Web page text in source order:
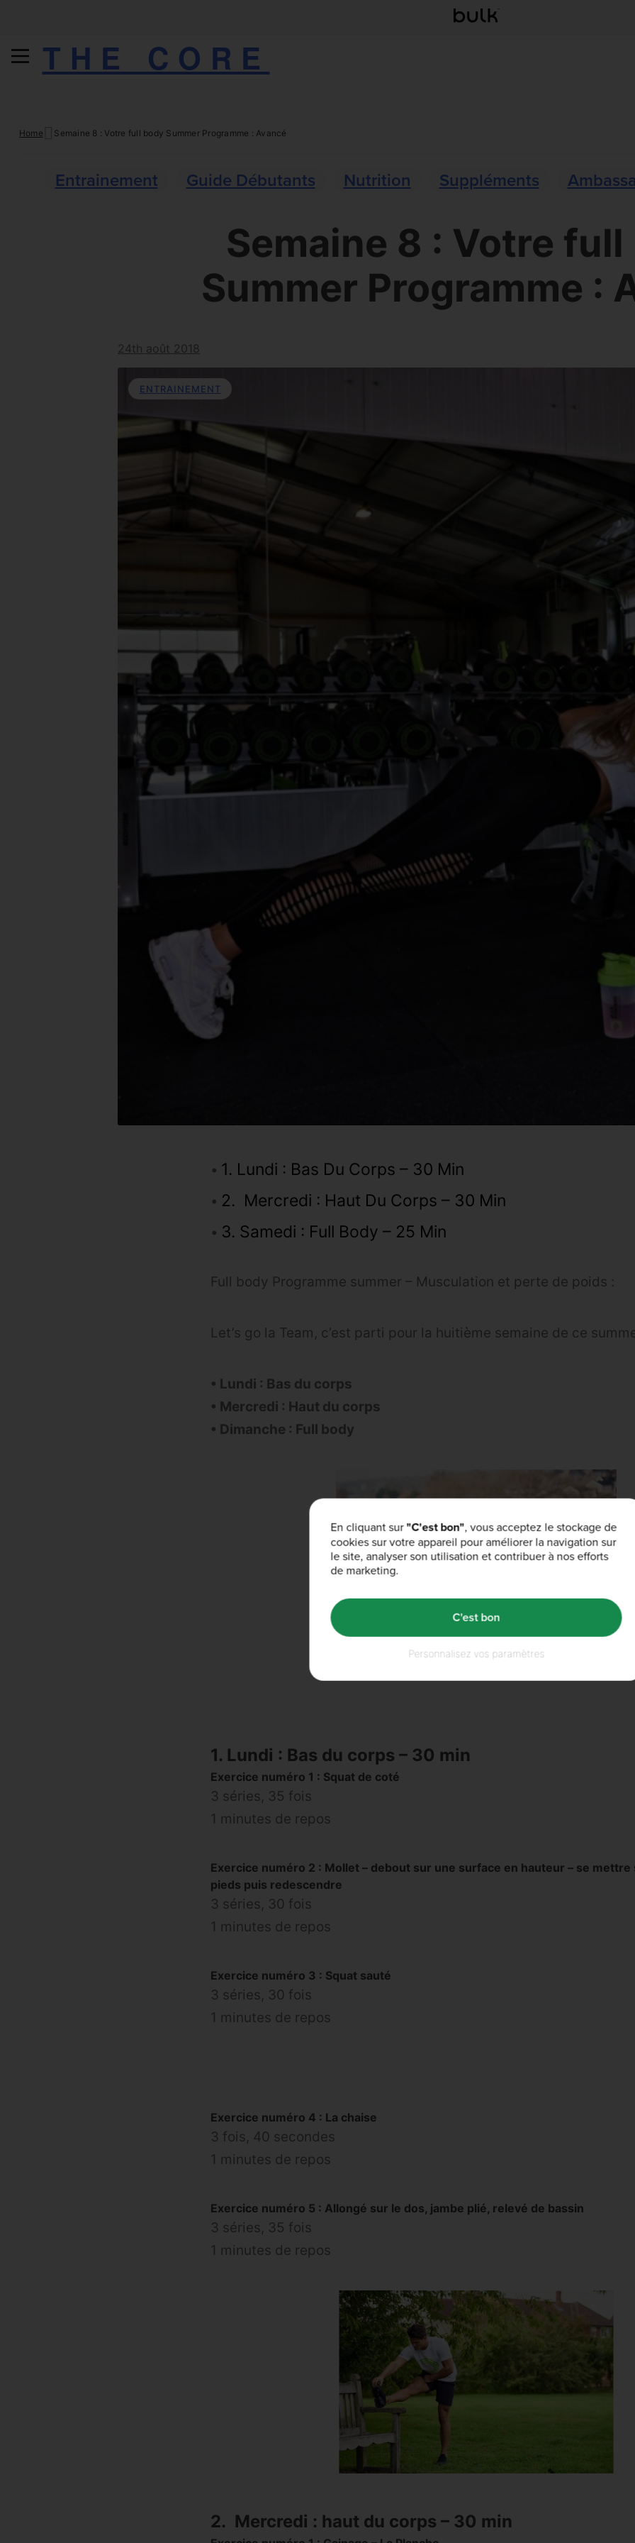
THE CORE
Home Semaine 8 : Votre full body Summer Programme : Avancé
Entrainement Guide Débutants Nutrition Suppléments
Semaine 8 : Votre
Summer Programme :
24th août 2018
ENTRAINEMENT
1. Lundi : Bas Du Corps – 30 Min
2. Mercredi : Haut Du Corps – 30 Min
3. Samedi : Full Body – 25 Min
Full body Programme summer – Musculation et perte de poids :
Let’s go la Team, c’est parti pour la huitième semaine de ce
• Lundi : Bas du corps
• Mercredi : Haut du corps
• Dimanche : Full body
1. Lundi : Bas du corps – 30 min
Exercice numéro 1 : Squat de coté
3 séries, 35 fois
1 minutes de repos
Exercice numéro 2 : Mollet – debout sur une surface en hauteur – se mettre
pieds puis redescendre
3 séries, 30 fois
1 minutes de repos
Exercice numéro 3 : Squat sauté
3 séries, 30 fois
1 minutes de repos
Exercice numéro 4 : La chaise
3 fois, 40 secondes
1 minutes de repos
Exercice numéro 5 : Allongé sur le dos, jambe plié, relevé de bassin
3 séries, 35 fois
1 minutes de repos
2. Mercredi : haut du corps – 30 min
En cliquant sur"C'est bon", vous acceptez le stockage de
cookies sur votre appareil pour améliorer la navigation sur
le site, analyser son utilisation et contribuer à nos efforts
de marketing.
Personnalisez vos paramètres
C'est bon